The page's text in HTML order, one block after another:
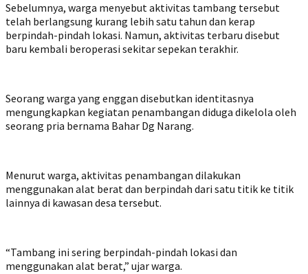
‎Sebelumnya, warga menyebut aktivitas tambang tersebut
telah berlangsung kurang lebih satu tahun dan kerap
berpindah-pindah lokasi. Namun, aktivitas terbaru disebut
baru kembali beroperasi sekitar sepekan terakhir.
‎Seorang warga yang enggan disebutkan identitasnya
mengungkapkan kegiatan penambangan diduga dikelola oleh
seorang pria bernama Bahar Dg Narang.
‎Menurut warga, aktivitas penambangan dilakukan
menggunakan alat berat dan berpindah dari satu titik ke titik
lainnya di kawasan desa tersebut.
‎“Tambang ini sering berpindah-pindah lokasi dan
menggunakan alat berat,” ujar warga.